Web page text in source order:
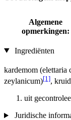
Algemene
opmerkingen:
Ingrediënten
kardemom (elettaria
zeylanicum)[1],
uit
Juridische